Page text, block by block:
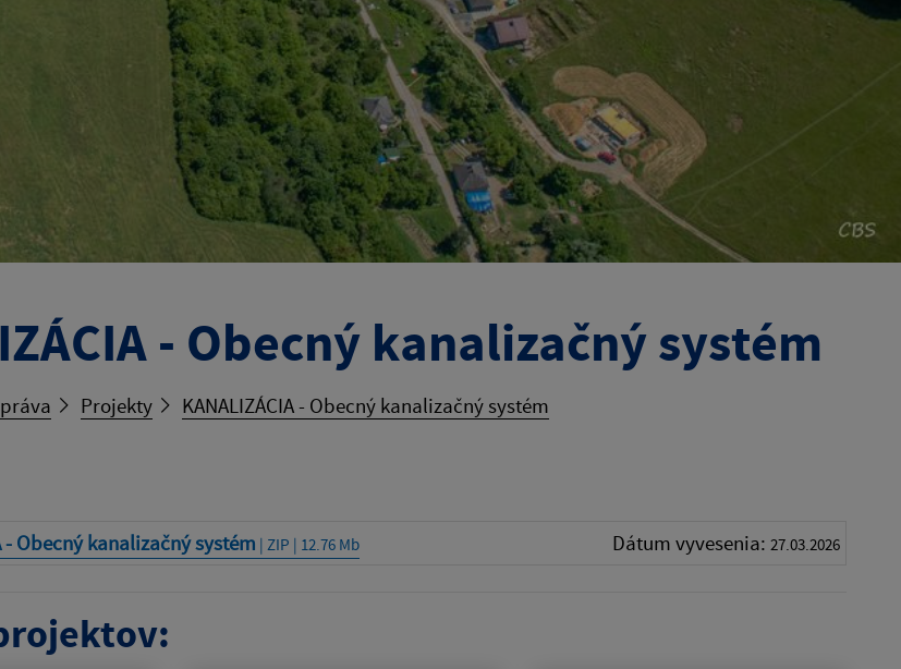
- Obecný kanalizačný systém
Projekty KANALIZÁCIA - Obecný kanalizačný systém
- Obecný kanalizačný systém | ZIP | 12.76 Mb Dátum vyvesenia: 27.03.2026